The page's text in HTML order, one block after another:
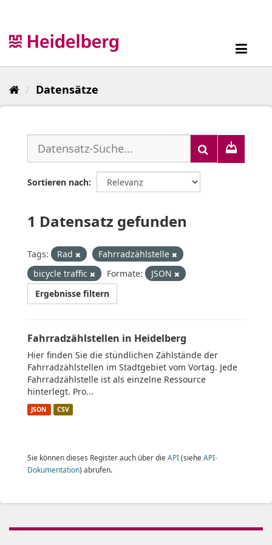
Datensätze
Sortieren nach
1 Datensatz gefunden
Tags: Rad
Fahrradzählstelle
bicycle traffic
Formate:
JSON
Ergebnisse filtern
Fahrradzählstellen in Heidelberg
Hier finden Sie die stündlichen Zählstände der
Fahrradzählstellen im Stadtgebiet vom Vortag. Jede
Fahrradzählstelle ist als einzelne Ressource
hinterlegt. Pro...
JSON CSV
Sie können dieses Register auch über die API(siehe API-
Dokumentation) abrufen.